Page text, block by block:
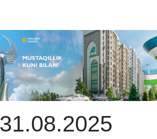
31.08.2025